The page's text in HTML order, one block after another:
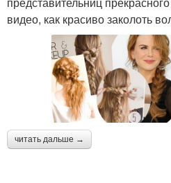
видео, как красиво заколоть
читать дальше →